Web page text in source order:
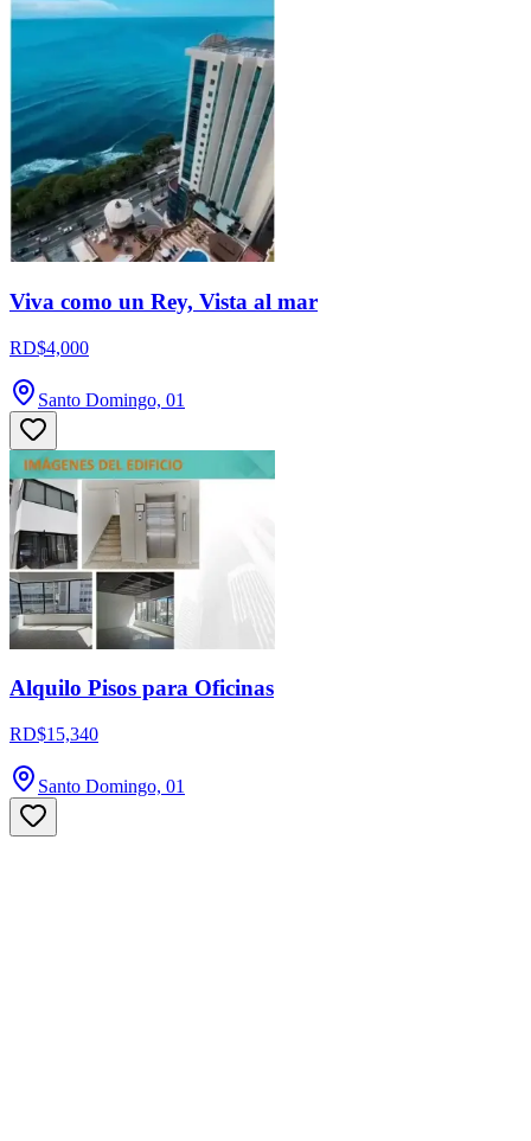
Viva como un Rey, Vista al mar
RD$4,000
Santo Domingo, 01
Alquilo Pisos para Oficinas
RD$15,340
Santo Domingo, 01